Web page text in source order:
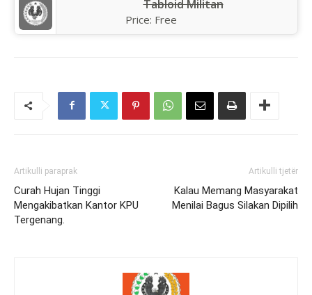
Tabloid Militan
Price: Free
Artikulli paraprak
Curah Hujan Tinggi
Mengakibatkan Kantor KPU
Tergenang.
Artikulli tjetër
Kalau Memang Masyarakat
Menilai Bagus Silakan Dipilih